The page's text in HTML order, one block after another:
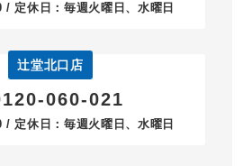
定休日：毎週火曜日、水曜日
辻堂北口店
060-021
定休日：毎週火曜日、水曜日